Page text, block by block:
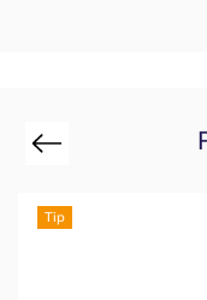
Previous
Tip